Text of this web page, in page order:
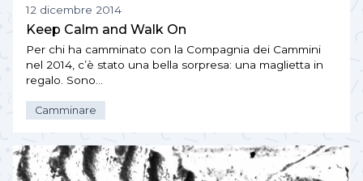
12 dicembre 2014
Keep Calm and Walk On
Per chi ha camminato con la Compagnia dei Cammini
nel 2014, c’è stato una bella sorpresa: una maglietta in
regalo. Sono…
Camminare